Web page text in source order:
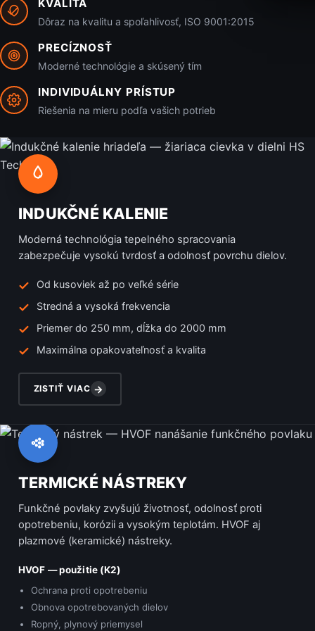
KVALITA
Dôraz na kvalitu a spoľahlivosť, ISO 9001:2015
PRECÍZNOSŤ
Moderné technológie a skúsený tím
INDIVIDUÁLNY PRÍSTUP
Riešenia na mieru podľa vašich potrieb
INDUKČNÉ KALENIE
Moderná technológia tepelného spracovania
zabezpečuje vysokú tvrdosť a odolnosť povrchu dielov.
Od kusoviek až po veľké série
Stredná a vysoká frekvencia
Priemer do 250 mm, dĺžka do 2000 mm
Maximálna opakovateľnosť a kvalita
ZISTIŤ VIAC →
TERMICKÉ NÁSTREKY
Funkčné povlaky zvyšujú životnosť, odolnosť proti
opotrebeniu, korózii a vysokým teplotám. HVOF aj
plazmové (keramické) nástreky.
HVOF — použitie (K2)
Ochrana proti opotrebeniu
Obnova opotrebovaných dielov
Ropný, plynový priemysel